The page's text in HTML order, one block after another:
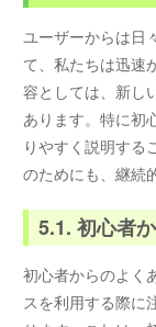
ユーザーからは日
て、私たちは迅速
容としては、新し
あります。特に初
りやすく説明する
のためにも、継続
5.1. 初心者
初心者からのよく
スを利用する際に